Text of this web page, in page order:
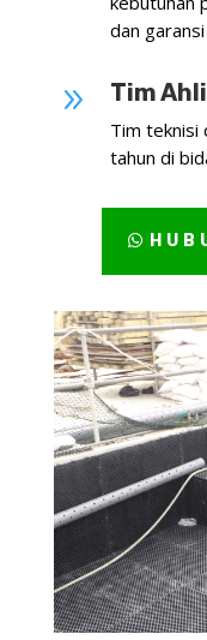
dan
9 Tim
Tim teknisi
tahun di